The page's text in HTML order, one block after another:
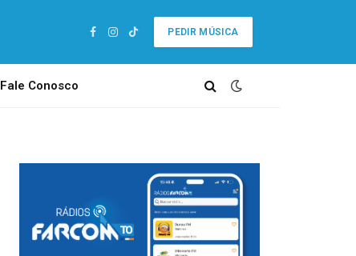
Facebook
Instagram
TikTok
PEDIR MÚSICA
Fale Conosco